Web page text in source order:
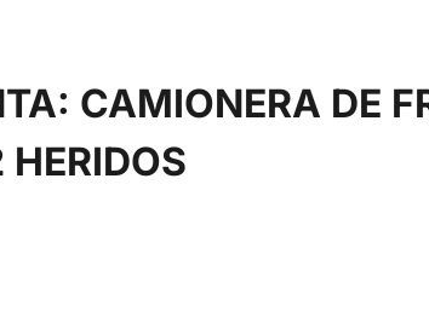
CAMIONERA DE